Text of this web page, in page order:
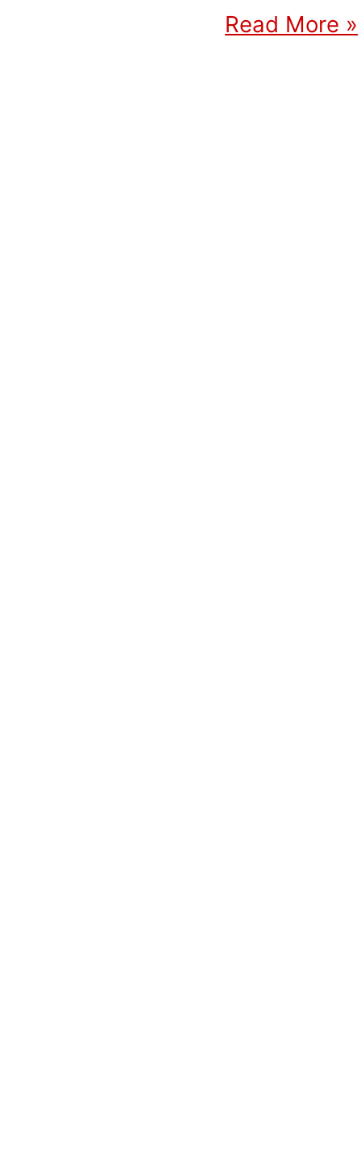
Read More »